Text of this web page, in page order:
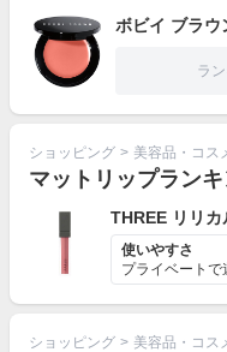
ボビイ ブラウ
ラ
ショッピング > 美容品・コス
マットリップラン
THREE リリ
使いやすさ
ショッピング > 美容品・コス